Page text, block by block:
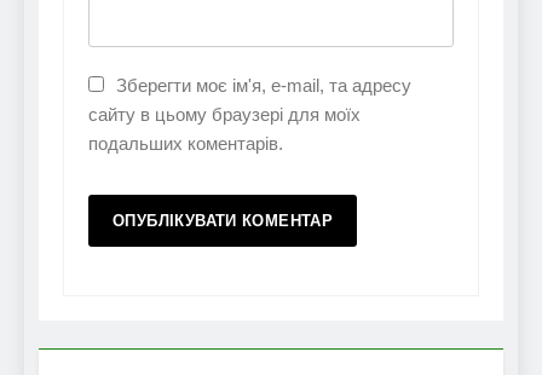
Зберегти моє ім'я, e-mail, та адресу
сайту в цьому браузері для моїх
подальших коментарів.